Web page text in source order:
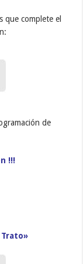
que complete el
de
!!!